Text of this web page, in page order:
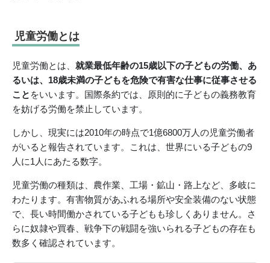
児童労働とは
児童労働とは、 就業最低年齢の15歳以下の子どもの労働、あ
るいは、18歳未満の子どもを危険で有害な仕事に従事させる
こと をいいます。国際条約では、原則的に子どもの義務教育
を妨げる労働を禁止しています。
しかし、現実には2010年の時点で1億6800万人の児童労働者
がいると報告されています。これは、世界にいる子どもの9
人に1人にあたる数字。
児童労働の種類は、農作業、工場・鉱山・路上など、多岐に
わたります。有害物質があふれる場所や安全装備のない状態
で、長い時間働かされている子どもも珍しくありません。さ
らに奴隷や買春、戦争下の戦闘を強いられる子どもの存在も
数多く確認されています。